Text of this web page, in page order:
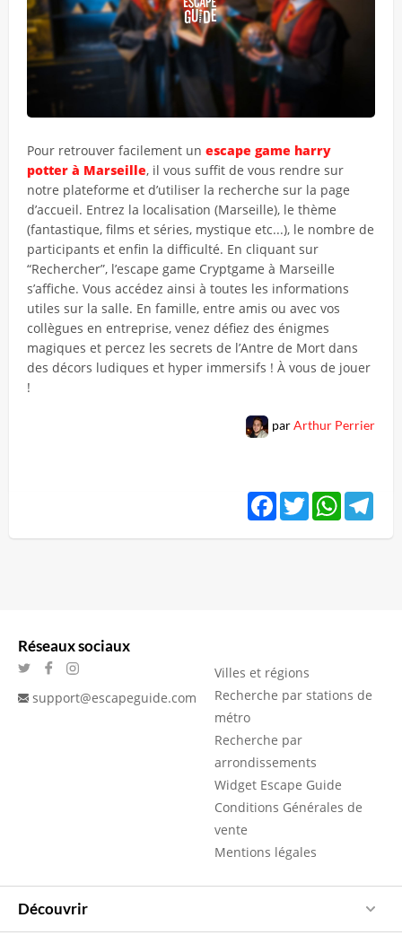
Pour retrouver facilement un escape game harry
potter à Marseille, il vous suffit de vous rendre sur
notre plateforme et d’utiliser la recherche sur la page
d’accueil. Entrez la localisation (Marseille), le thème
(fantastique, films et séries, mystique etc...), le nombre de
participants et enfin la difficulté. En cliquant sur
“Rechercher”, l’escape game Cryptgame à Marseille
s’affiche. Vous accédez ainsi à toutes les informations
utiles sur la salle. En famille, entre amis ou avec vos
collègues en entreprise, venez défiez des énigmes
magiques et percez les secrets de l’Antre de Mort dans
des décors ludiques et hyper immersifs ! À vous de jouer
!
parArthur Perrier
FacebookTwitterWhatsApp
Réseaux sociaux
support@escapeguide.com
Villes et régions
Recherche par stations de
métro
Recherche par
arrondissements
Widget Escape Guide
Conditions Générales de
vente
Mentions légales
Découvrir